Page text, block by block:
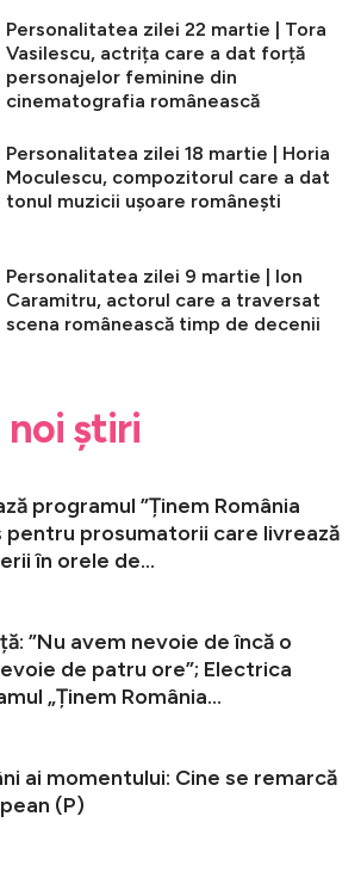
Personalitatea zilei 22 martie | Tora
Vasilescu, actrița care a dat forță
personajelor feminine din
cinematografia românească
Personalitatea zilei 18 martie | Horia
Moculescu, compozitorul care a dat
tonul muzicii ușoare românești
Personalitatea zilei 9 martie | Ion
Caramitru, actorul care a traversat
scena românească timp de decenii
noi știri
programul ”Ținem România
pentru prosumatorii care livrează
în orele de...
”Nu avem nevoie de încă o
de patru ore”; Electrica
„Ținem România...
ai momentului: Cine se remarcă
(P)